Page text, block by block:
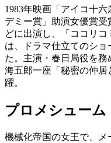
1983年映画「アイコ十
デミー賞」助演女優賞
どに出演し、「ココリコ
は、ドラマ仕立てのシ
た。主演・春日局役を
海五郎一座「秘密の仲
躍。
プロメシューム
機械化帝国の女王で、